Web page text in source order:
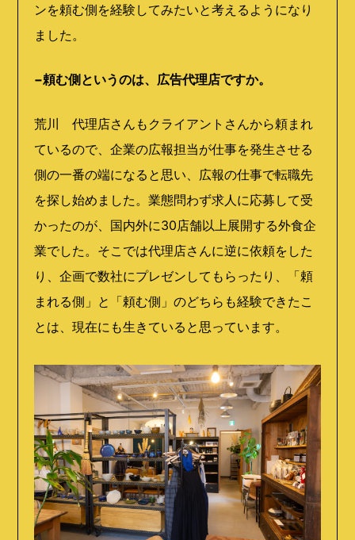
ンを頼む側を経験してみたいと考えるようになり
ました。
−頼む側というのは、広告代理店ですか。
荒川 代理店さんもクライアントさんから頼まれ
ているので、企業の広報担当が仕事を発生させる
側の一番の端になると思い、広報の仕事で転職先
を探し始めました。業態問わず求人に応募して受
かったのが、国内外に30店舗以上展開する外食企
業でした。そこでは代理店さんに逆に依頼をした
り、企画で数社にプレゼンしてもらったり、「頼
まれる側」と「頼む側」のどちらも経験できたこ
とは、現在にも生きていると思っています。